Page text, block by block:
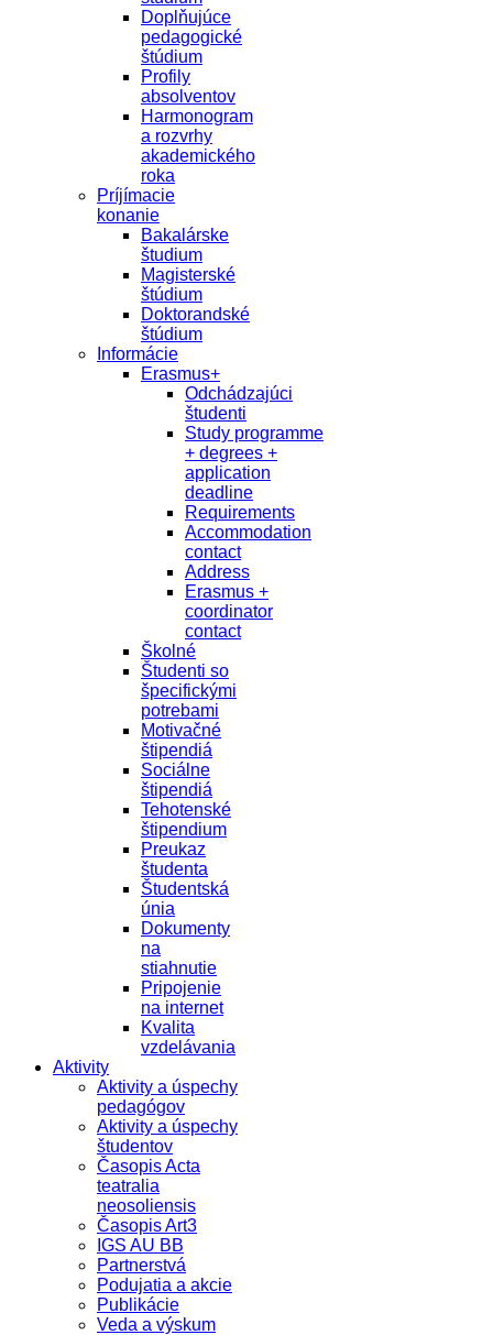
Doplňujúce
pedagogické
štúdium
Profily
absolventov
Harmonogram
a rozvrhy
akademického
roka
Príjímacie
konanie
Bakalárske
študium
Magisterské
štúdium
Doktorandské
štúdium
Informácie
Erasmus+
Odchádzajúci
študenti
Study programme
+ degrees +
application
deadline
Requirements
Accommodation
contact
Address
Erasmus +
coordinator
contact
Školné
Študenti so
špecifickými
potrebami
Motivačné
štipendiá
Sociálne
štipendiá
Tehotenské
štipendium
Preukaz
študenta
Študentská
únia
Dokumenty
na
stiahnutie
Pripojenie
na internet
Kvalita
vzdelávania
Aktivity
Aktivity a úspechy
pedagógov
Aktivity a úspechy
študentov
Časopis Acta
teatralia
neosoliensis
Časopis Art3
IGS AU BB
Partnerstvá
Podujatia a akcie
Publikácie
Veda a výskum